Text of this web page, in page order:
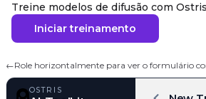
Treine modelos de difusão com
Iniciar treinamento
←Role horizontalmente para ver o formulário